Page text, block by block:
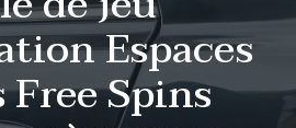
Espaces
Spins